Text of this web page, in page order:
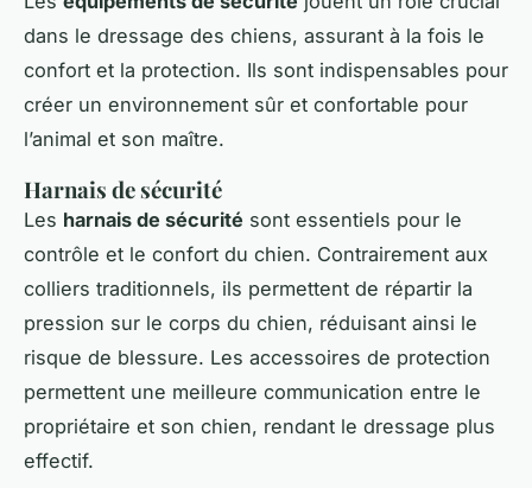
dans le dressage des chiens, assurant à la fois le
confort et la protection. Ils sont indispensables pour
créer un environnement sûr et confortable pour
l’animal et son maître.
Harnais de sécurité
Les harnais de sécurité sont essentiels pour le
contrôle et le confort du chien. Contrairement aux
colliers traditionnels, ils permettent de répartir la
pression sur le corps du chien, réduisant ainsi le
risque de blessure. Les accessoires de protection
permettent une meilleure communication entre le
propriétaire et son chien, rendant le dressage plus
effectif.